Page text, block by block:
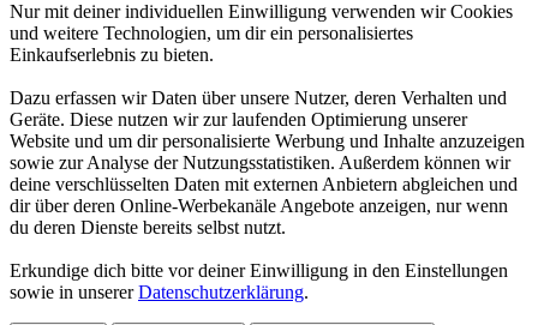
Nur mit deiner individuellen Einwilligung verwenden wir Cookies
und weitere Technologien, um dir ein personalisiertes
Einkaufserlebnis zu bieten.
Dazu erfassen wir Daten über unsere Nutzer, deren Verhalten und
Geräte. Diese nutzen wir zur laufenden Optimierung unserer
Website und um dir personalisierte Werbung und Inhalte anzuzeigen
sowie zur Analyse der Nutzungsstatistiken. Außerdem können wir
deine verschlüsselten Daten mit externen Anbietern abgleichen und
dir über deren Online-Werbekanäle Angebote anzeigen, nur wenn
du deren Dienste bereits selbst nutzt.
Erkundige dich bitte vor deiner Einwilligung in den Einstellungen
sowie in unsererDatenschutzerklärung.